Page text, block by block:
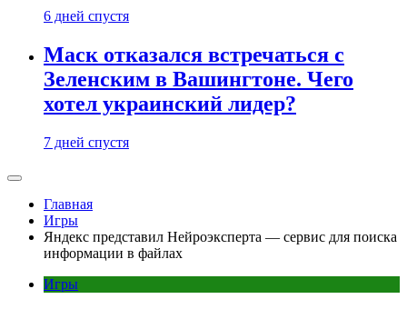
6 дней спустя
Маск отказался встречаться с
Зеленским в Вашингтоне. Чего
хотел украинский лидер?
7 дней спустя
Главная
Игры
Яндекс представил Нейроэксперта — сервис для поиска
информации в файлах
Игры